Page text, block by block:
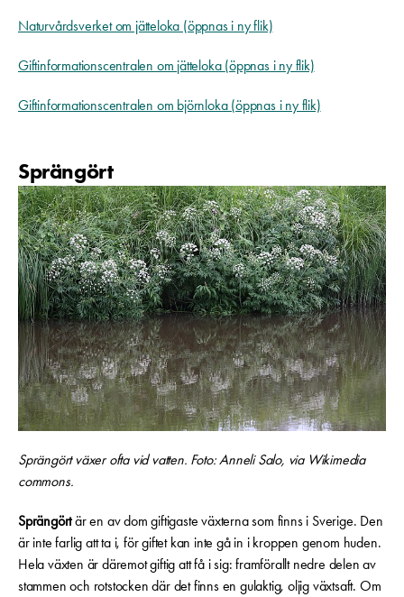
Naturvårdsverket om jätteloka (öppnas i ny flik)
Giftinformationscentralen om jätteloka(öppnas i ny flik)
Giftinformationscentralen om björnloka (öppnas i ny flik)
Sprängört
Sprängört växer ofta vid vatten. Foto: Anneli Salo, via Wikimedia
commons.
Sprängörtär en av dom giftigaste växterna som finns i Sverige. Den
är inte farlig att ta i, för giftet kan inte gå in i kroppen genom huden.
Hela växten är däremot giftig att få i sig: framförallt nedre delen av
stammen och rotstocken där det finns en gulaktig, oljig växtsaft. Om